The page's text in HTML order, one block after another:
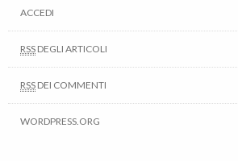
ACCEDI
RSS DEGLI ARTICOLI
RSS DEI COMMENTI
WORDPRESS.ORG